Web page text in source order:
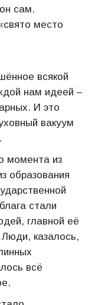
сам.
место
всякой
нам идеей –
И это
вакуум
момента из
образования
стали
главной её
казалось,
всё